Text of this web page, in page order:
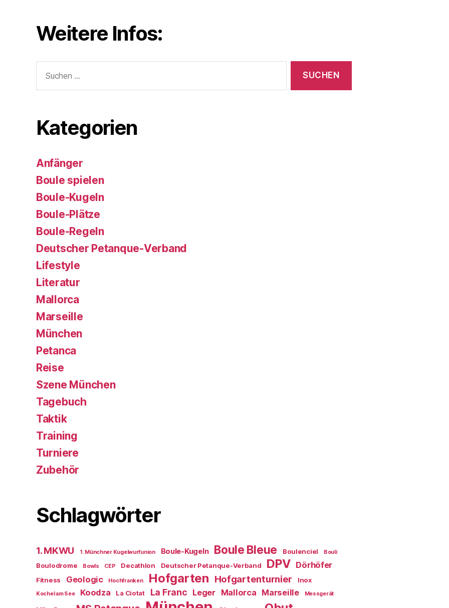
Weitere Infos:
nach:
Kategorien
Anfänger
Boule spielen
Boule-Kugeln
Boule-Plätze
Boule-Regeln
Deutscher Petanque-Verband
Lifestyle
Literatur
Mallorca
Marseille
München
Petanca
Reise
Szene München
Tagebuch
Taktik
Training
Turniere
Zubehör
Schlagwörter
1. MKWU 1. Münchner Kugelwurfunion Boule-Kugeln Boule Bleue Boulenciel Bouli
Boulodrome Bowls CEP Decathlon Deutscher Petanque-Verband DPV Dörhöfer
Fitness Geologic Hochfranken Hofgarten Hofgartenturnier Inox
Kochel am See Koodza La Ciotat La Franc Leger Mallorca Marseille Messgerät